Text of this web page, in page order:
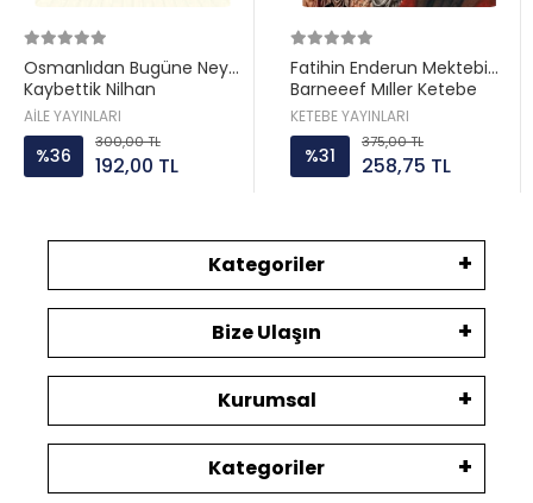
Osmanlıdan Bugüne Neyi
Kaybettik Nilhan
Osmanoğlu Aile yayın
AİLE YAYINLARI
%36
300,00 TL
192,00 TL
Fatihin Enderun Mektebi
Barneeef Mıller Ketebe
KETEBE YAYINLARI
%31
375,00 TL
258,75 TL
Kategoriler
Bize Ulaşın
Kurumsal
Kategoriler